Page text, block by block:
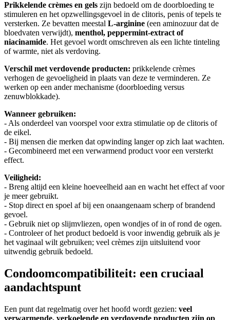
Prikkelende crèmes en gels zijn bedoeld om de doorbloeding te
stimuleren en het opzwellingsgevoel in de clitoris, penis of tepels te
versterken. Ze bevatten meestal L-arginine (een aminozuur dat de
bloedvaten verwijdt), menthol, peppermint-extract of
niacinamide. Het gevoel wordt omschreven als een lichte tinteling
of warmte, niet als verdoving.
Verschil met verdovende producten: prikkelende crèmes
verhogen de gevoeligheid in plaats van deze te verminderen. Ze
werken op een ander mechanisme (doorbloeding versus
zenuwblokkade).
Wanneer gebruiken:
- Als onderdeel van voorspel voor extra stimulatie op de clitoris of
de eikel.
- Bij mensen die merken dat opwinding langer op zich laat wachten.
- Gecombineerd met een verwarmend product voor een versterkt
effect.
Veiligheid:
- Breng altijd een kleine hoeveelheid aan en wacht het effect af voor
je meer gebruikt.
- Stop direct en spoel af bij een onaangenaam scherp of brandend
gevoel.
- Gebruik niet op slijmvliezen, open wondjes of in of rond de ogen.
- Controleer of het product bedoeld is voor inwendig gebruik als je
het vaginaal wilt gebruiken; veel crèmes zijn uitsluitend voor
uitwendig gebruik bedoeld.
Condoomcompatibiliteit: een cruciaal
aandachtspunt
Een punt dat regelmatig over het hoofd wordt gezien: veel